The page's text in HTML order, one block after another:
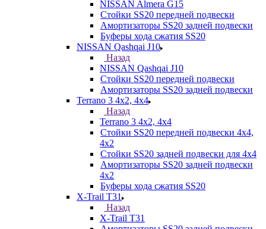
NISSAN Almera G15
Стойки SS20 передней подвески
Амортизаторы SS20 задней подвески
Буферы хода сжатия SS20
NISSAN Qashqai J10
Назад
NISSAN Qashqai J10
Стойки SS20 передней подвески
Амортизаторы SS20 задней подвески
Terrano 3 4х2, 4х4
Назад
Terrano 3 4х2, 4х4
Стойки SS20 передней подвески 4х4,
4x2
Стойки SS20 задней подвески для 4х4
Амортизаторы SS20 задней подвески
4х2
Буферы хода сжатия SS20
X-Trail T31
Назад
X-Trail T31